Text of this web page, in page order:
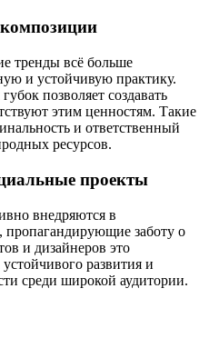
тренды всё больше
и устойчивую практику.
позволяет создавать
этим ценностям. Такие
и ответственный
ресурсов.
проекты
внедряются в
пропагандирующие заботу о
и дизайнеров это
развития и
среди широкой аудитории.